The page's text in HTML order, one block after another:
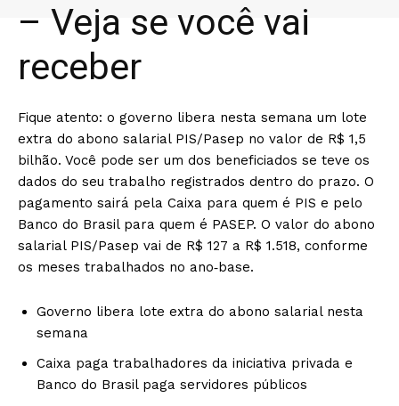
– Veja se você vai
receber
Fique atento: o governo libera nesta semana um lote
extra do abono salarial PIS/Pasep no valor de R$ 1,5
bilhão. Você pode ser um dos beneficiados se teve os
dados do seu trabalho registrados dentro do prazo. O
pagamento sairá pela Caixa para quem é PIS e pelo
Banco do Brasil para quem é PASEP. O valor do abono
salarial PIS/Pasep vai de R$ 127 a R$ 1.518, conforme
os meses trabalhados no ano‑base.
Governo libera lote extra do abono salarial nesta
semana
Caixa paga trabalhadores da iniciativa privada e
Banco do Brasil paga servidores públicos